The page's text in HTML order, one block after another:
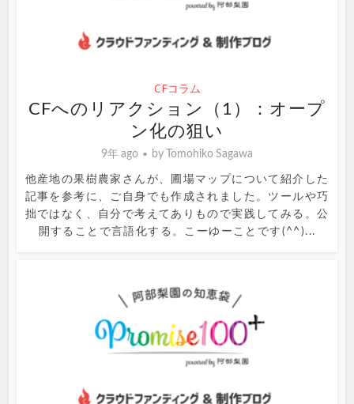
CFコラム
CFへのリアクション（1）：オープ
ン化の狙い
9年 ago by Tomohiko Sagawa
他産地の果樹農家さんが、圃場マップについて紹介した
記事を参考に、ご自身でも作成されました。ツールや巧
拙ではなく、自分で考えてありもので実践してみる。公
開することで言語化する。こーゆーことです(^^)...